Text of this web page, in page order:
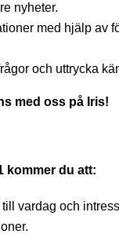
nyheter.
med hjälp av
och uttrycka
med oss på Iris!
kommer du att:
vardag och